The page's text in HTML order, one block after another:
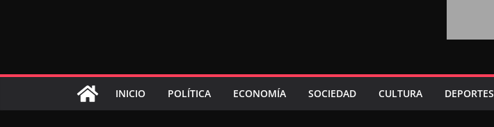
INICIO POLÍTICA ECONOMÍA SOCIEDAD CULTURA DEPORTES